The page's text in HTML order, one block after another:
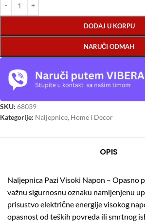
DODAJ U KORPU
NARUČI ODMAH
SKU: 68039
Kategorije: Naljepnice, Home i Decor
OPIS
Naljepnica Pazi Visoki Napon – Opasno
važnu sigurnosnu oznaku namijenjenu
prisustvo električne energije visokog
opasnost od teških povreda ili smrtnog